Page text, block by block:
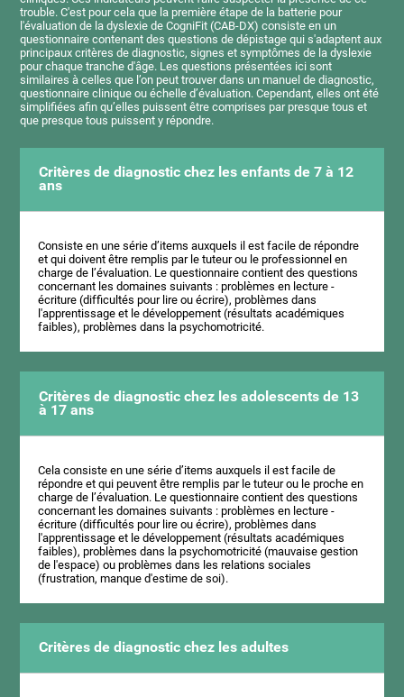
trouble. C'est pour cela que la première étape de la batterie pour
l'évaluation de la dyslexie de CogniFit (CAB-DX) consiste en un
questionnaire contenant des questions de dépistage qui s'adaptent aux
principaux critères de diagnostic, signes et symptômes de la dyslexie
pour chaque tranche d'âge. Les questions présentées ici sont
similaires à celles que l’on peut trouver dans un manuel de diagnostic,
questionnaire clinique ou échelle d’évaluation. Cependant, elles ont été
simplifiées afin qu’elles puissent être comprises par presque tous et
que presque tous puissent y répondre.
Critères de diagnostic chez les enfants de 7 à 12
ans
Consiste en une série d’items auxquels il est facile de répondre
et qui doivent être remplis par le tuteur ou le professionnel en
charge de l’évaluation. Le questionnaire contient des questions
concernant les domaines suivants : problèmes en lecture -
écriture (difficultés pour lire ou écrire), problèmes dans
l'apprentissage et le développement (résultats académiques
faibles), problèmes dans la psychomotricité.
Critères de diagnostic chez les adolescents de 13
à 17 ans
Cela consiste en une série d’items auxquels il est facile de
répondre et qui peuvent être remplis par le tuteur ou le proche en
charge de l’évaluation. Le questionnaire contient des questions
concernant les domaines suivants : problèmes en lecture -
écriture (difficultés pour lire ou écrire), problèmes dans
l'apprentissage et le développement (résultats académiques
faibles), problèmes dans la psychomotricité (mauvaise gestion
de l'espace) ou problèmes dans les relations sociales
(frustration, manque d'estime de soi).
Critères de diagnostic chez les adultes